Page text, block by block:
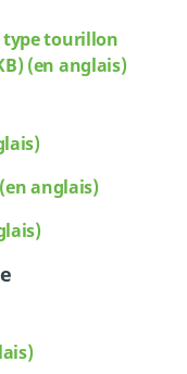
type tourillon
(en anglais)
anglais)